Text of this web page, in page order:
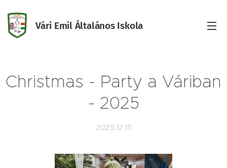
Vári Emil Általános Iskola
Christmas - Party a Váriban
- 2025
2025.12.15